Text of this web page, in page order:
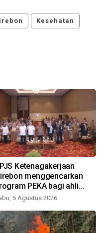
Kesehatan
Ketenagakerjaan
menggencarkan
PEKA bagi ahli
5 Agustus 2026